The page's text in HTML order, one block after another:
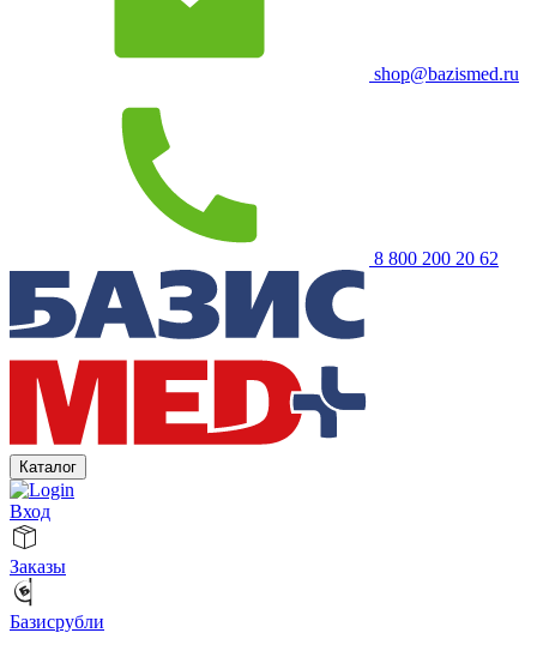
shop@bazismed.ru
8 800 200 20 62
Каталог
Вход
Заказы
Базисрубли